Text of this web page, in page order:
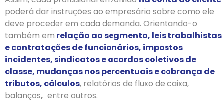
poderá dar instruções ao empresário sobre como ele
deve proceder em cada demanda. Orientando-o
também em relação ao segmento, leis trabalhistas
e contratações de funcionários, impostos
incidentes, sindicatos e acordos coletivos de
classe, mudanças nos percentuais e cobrança de
tributos, cálculos, relatórios de fluxo de caixa,
balanços, entre outros.